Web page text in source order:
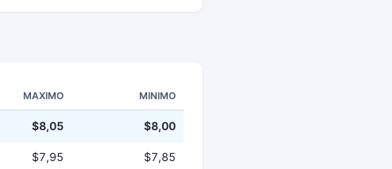
MAXIMO MINIMO
$8,05 $8,00
$7,95 $7,85